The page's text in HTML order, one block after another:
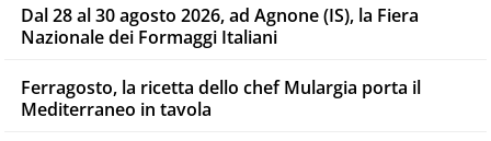
Dal 28 al 30 agosto 2026, ad Agnone (IS), la Fiera
Nazionale dei Formaggi Italiani
Ferragosto, la ricetta dello chef Mulargia porta il
Mediterraneo in tavola